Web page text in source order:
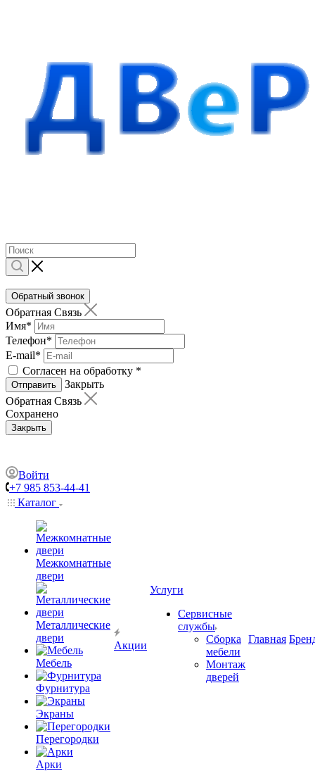
Обратный звонок
Обратная Связь
Имя*
Телефон*
E-mail*
Согласен на обработку *
Отправить
Закрыть
Обратная Связь
Сохранено
Закрыть
Войти
+7 985 853-44-41
Каталог
Межкомнатные
двери
Металлические
двери
Мебель
Фурнитура
Экраны
Перегородки
Арки
Акции
Услуги
Сервисные
службы
Сборка
мебели
Монтаж
дверей
Главная